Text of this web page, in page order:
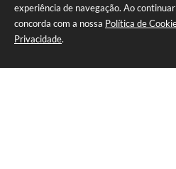
experiência de navegação. Ao
concorda com a nossa Política de
Privacidade.